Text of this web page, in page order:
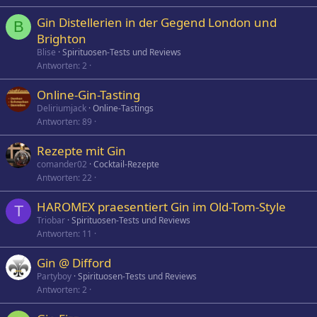
B
Gin Distellerien in der Gegend London und
Brighton
Blise Spirituosen-Tests und Reviews
Antworten 2
Online-Gin-Tasting
Deliriumjack Online-Tastings
Antworten 89
Rezepte mit Gin
comander02 Cocktail-Rezepte
Antworten 22
T HAROMEX praesentiert Gin im Old-Tom-Style
Triobar Spirituosen-Tests und Reviews
Antworten 11
Gin @ Difford
Partyboy Spirituosen-Tests und Reviews
Antworten 2